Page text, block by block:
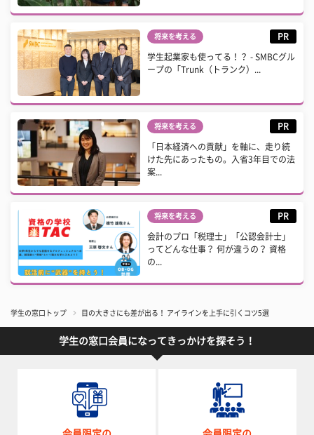
将来を考える PR
学生起業家も使ってる！？ - SMBCグル
ープの「Trunk（トランク）...
将来を考える PR
「日本経済への貢献」を軸に、走り続
けた先にあったもの。入省3年目での法
案...
将来を考える PR
会計のプロ「税理士」「公認会計士」
ってどんな仕事？ 何が違うの？ 資格
の...
学生の窓口トップ 目の大きさにも差が出る！ アイラインを上手に引くコツ5選
学生の窓口会員になってきっかけを探そう！